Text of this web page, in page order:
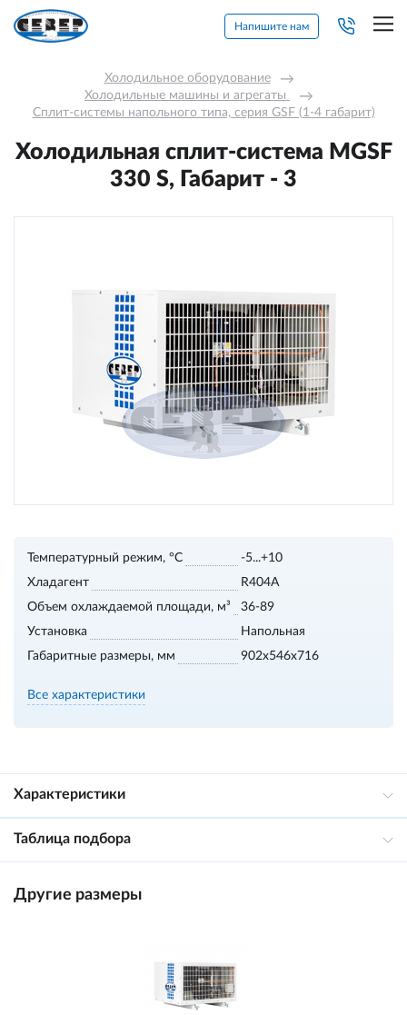
Напишите нам
Холодильное оборудование →
Холодильные машины и агрегаты →
Сплит-системы напольного типа, серия GSF (1-4 габарит)
Холодильная сплит-система МGSF
330 S, Габарит - 3
Температурный режим, °С
-5...+10
Хладагент
R404A
Объем охлаждаемой площади, м³
36-89
Установка
Напольная
Габаритные размеры, мм
902x546x716
Все характеристики
Характеристики
Таблица подбора
Другие размеры